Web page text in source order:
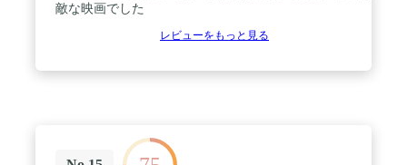
敵な映画でした
レビューをもっと見る